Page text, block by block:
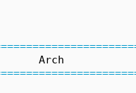
=====================
Arch
=====================